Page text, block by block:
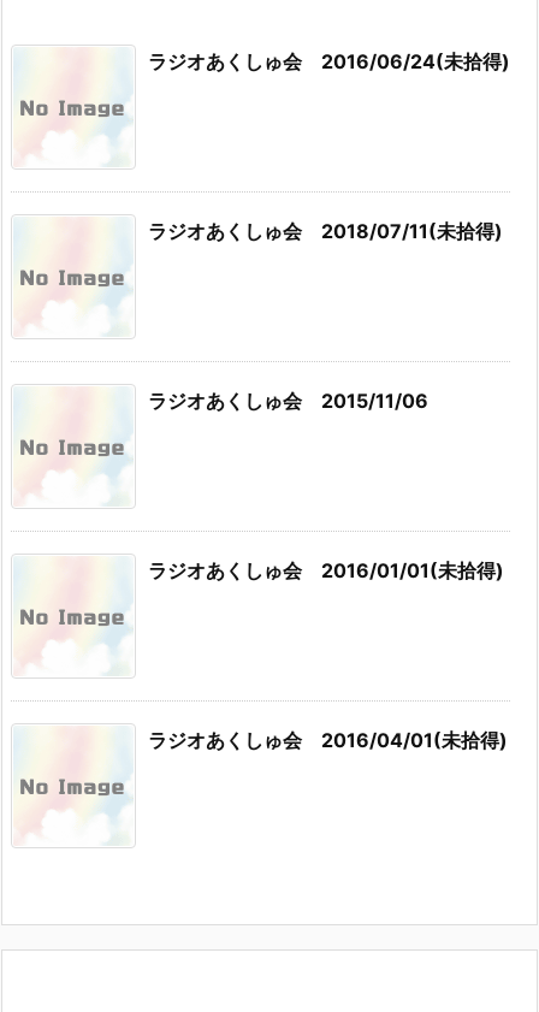
ラジオあくしゅ会 2016/06/24(未拾得)
ラジオあくしゅ会 2018/07/11(未拾得)
ラジオあくしゅ会 2015/11/06
ラジオあくしゅ会 2016/01/01(未拾得)
ラジオあくしゅ会 2016/04/01(未拾得)